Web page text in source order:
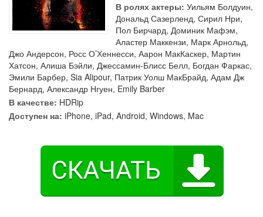
В ролях актеры: Уильям Болдуин,
Дональд Сазерленд, Сирил Нри,
Пол Бирчард, Доминик Мафэм,
Аластер Маккензи, Марк Арнольд,
Джо Андерсон, Росс О’Хеннесси, Аарон МакКаскер, Мартин
Хатсон, Алиша Бэйли, Джессамин-Блисс Белл, Богдан Фаркас,
Эмили Барбер, Sia Alipour, Патрик Уолш МакБрайд, Адам Дж
Бернард, Александр Нгуен, Emily Barber
В качестве: HDRip
Доступен на: iPhone, iPad, Android, Windows, Mac